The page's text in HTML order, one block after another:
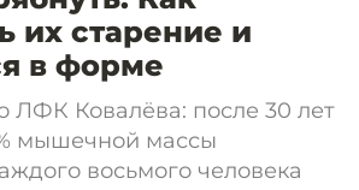
их старение и
в форме
ЛФК Ковалёва: после 30 лет
мышечной массы
восьмого человека